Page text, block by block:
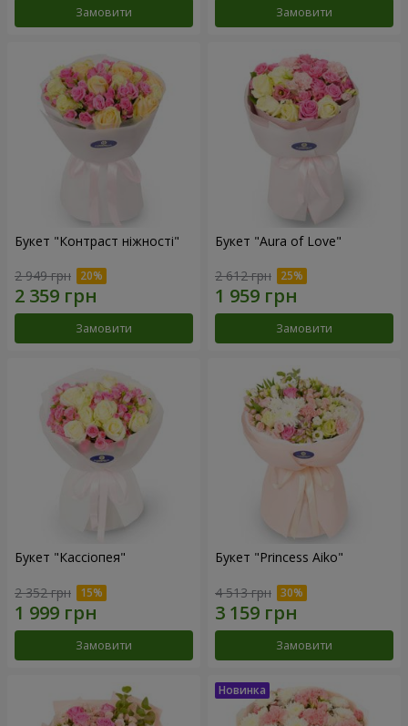
Замовити Замовити
Букет "Контраст ніжності"
2 949 грн
Замовити
Букет "Aura of Love"
2 612 грн
Замовити
Букет "Кассіопея"
2 352 грн
Замовити
Букет "Princess Aiko"
4 513 грн
Замовити